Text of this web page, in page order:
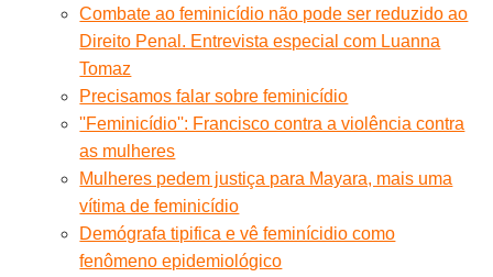
Combate ao feminicídio não pode ser reduzido ao
Direito Penal. Entrevista especial com Luanna
Tomaz
Precisamos falar sobre feminicídio
''Feminicídio'': Francisco contra a violência contra
as mulheres
Mulheres pedem justiça para Mayara, mais uma
vítima de feminicídio
Demógrafa tipifica e vê feminícidio como
fenômeno epidemiológico